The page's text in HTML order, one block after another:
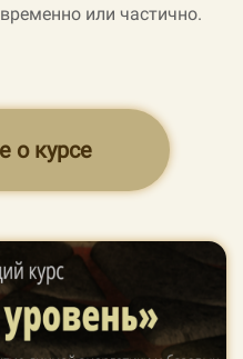
или частично.
о курсе